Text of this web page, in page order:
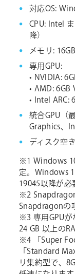
対応OS:
CPU: Intel
降）
メモリ:
専用GPU:
• NVIDIA:
• AMD: 6GB
• Intel ARC:
統合GPU（
Graphics、
ディスク空
※1 Windows
定。Windows
19045以降が必
※2
Snapdragonの
※3 専用GPUが
24 GB 以上の
※4 「Super
「Standard
リ集約型で、